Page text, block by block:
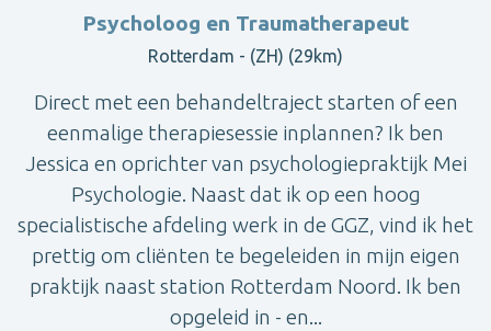
Psycholoog en Traumatherapeut
Rotterdam - (ZH) (29km)
Direct met een behandeltraject starten of een
eenmalige therapiesessie inplannen? Ik ben
Jessica en oprichter van psychologiepraktijk Mei
Psychologie. Naast dat ik op een hoog
specialistische afdeling werk in de GGZ, vind ik het
prettig om cliënten te begeleiden in mijn eigen
praktijk naast station Rotterdam Noord. Ik ben
opgeleid in - en...